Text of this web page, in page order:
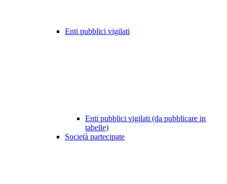
Enti pubblici vigilati
Enti pubblici vigilati (da pubblicare in
tabelle)
Società partecipate